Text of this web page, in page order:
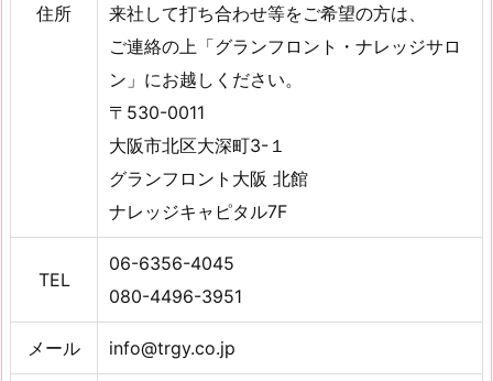
住所
来社して打ち合わせ等をご希望の方は、
ご連絡の上「グランフロント・ナレッジサロ
ン」にお越しください。
〒530-0011
大阪市北区大深町3-１
グランフロント大阪 北館
ナレッジキャピタル7F
TEL
06-6356-4045
080-4496-3951
メール info@trgy.co.jp